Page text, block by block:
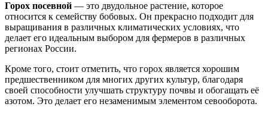
Горох посевной — это двудольное растение, которое
относится к семейству бобовых. Он прекрасно подходит для
выращивания в различных климатических условиях, что
делает его идеальным выбором для фермеров в различных
регионах России.
Кроме того, стоит отметить, что горох является хорошим
предшественником для многих других культур, благодаря
своей способности улучшать структуру почвы и обогащать её
азотом. Это делает его незаменимым элементом севооборота.